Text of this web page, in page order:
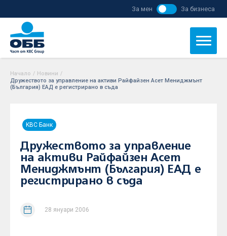
За мен За бизнеса
Начало / Новини /
Дружеството за управление на активи Райфайзен Асет Мениджмънт
(България) ЕАД е регистрирано в съда
KBC Банк
Дружеството за управление
на активи Райфайзен Асет
Мениджмънт (България) ЕАД е
регистрирано в съда
28 януари 2006